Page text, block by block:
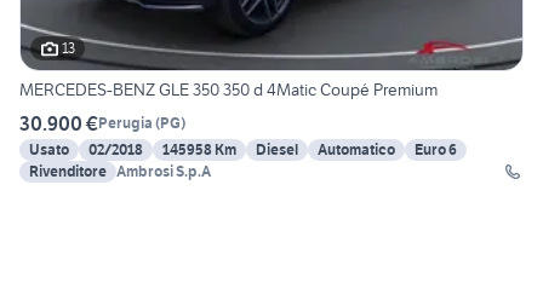
13
MERCEDES-BENZ GLE 350 350 d 4Matic Coupé Premium
30.900 €Perugia (PG)
Usato
02/2018 145958 Km Diesel Automatico
Euro 6
Rivenditore Ambrosi S.p.A